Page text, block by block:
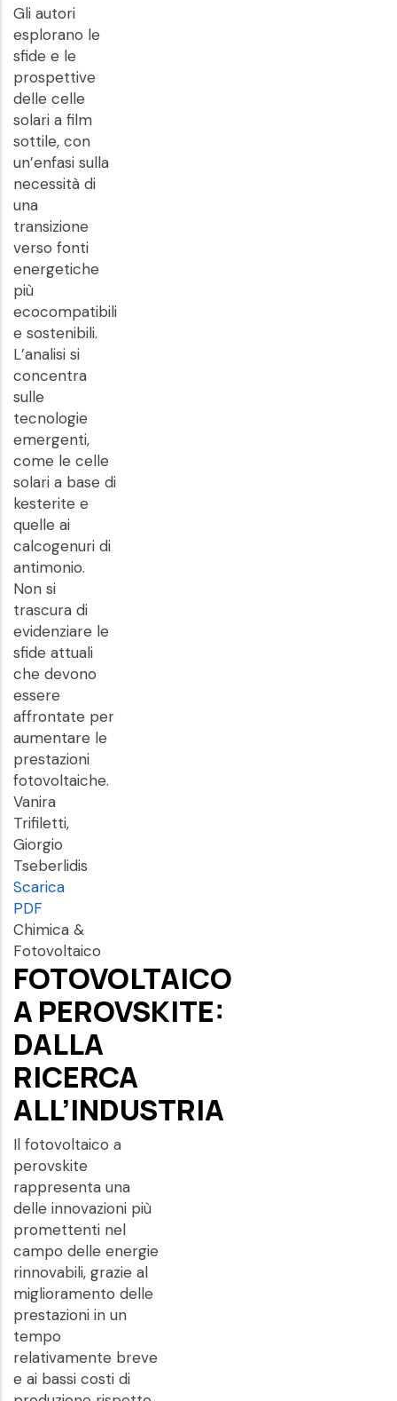
Gli autori
esplorano le
sfide e le
prospettive
delle celle
solari a film
sottile, con
un’enfasi sulla
necessità di
una
transizione
verso fonti
energetiche
più
ecocompatibili
e sostenibili.
L’analisi si
concentra
sulle
tecnologie
emergenti,
come le celle
solari a base di
kesterite e
quelle ai
calcogenuri di
antimonio.
Non si
trascura di
evidenziare le
sfide attuali
che devono
essere
affrontate per
aumentare le
prestazioni
fotovoltaiche.
Vanira
Trifiletti,
Giorgio
Tseberlidis
Scarica
PDF
Chimica &
Fotovoltaico
FOTOVOLTAICO
A PEROVSKITE:
DALLA
RICERCA
ALL’INDUSTRIA
Il fotovoltaico a
perovskite
rappresenta una
delle innovazioni più
promettenti nel
campo delle energie
rinnovabili, grazie al
miglioramento delle
prestazioni in un
tempo
relativamente breve
e ai bassi costi di